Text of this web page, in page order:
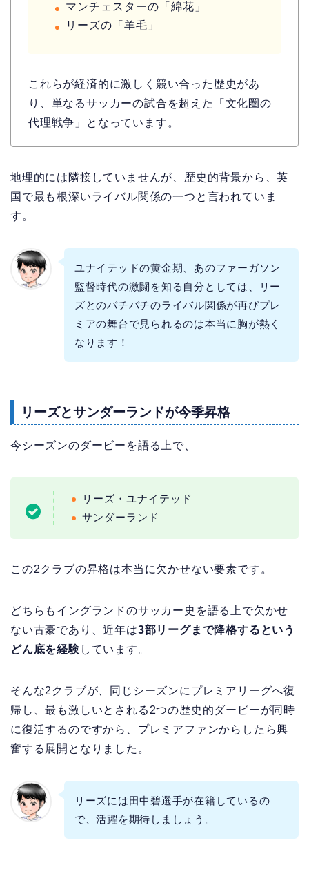
マンチェスターの「綿花」
リーズの「羊毛」
これらが経済的に激しく競い合った歴史があ
り、単なるサッカーの試合を超えた「文化圏の
代理戦争」となっています。
地理的には隣接していませんが、歴史的背景から、英
国で最も根深いライバル関係の一つと言われていま
す。
ユナイテッドの黄金期、あのファーガソン
監督時代の激闘を知る自分としては、リー
ズとのバチバチのライバル関係が再びプレ
ミアの舞台で見られるのは本当に胸が熱く
なります！
リーズとサンダーランドが今季昇格
今シーズンのダービーを語る上で、
リーズ・ユナイテッド
サンダーランド
この2クラブの昇格は本当に欠かせない要素です。
どちらもイングランドのサッカー史を語る上で欠かせ
ない古豪であり、近年は3部リーグまで降格するという
どん底を経験 しています。
そんな2クラブが、同じシーズンにプレミアリーグへ復
帰し、最も激しいとされる2つの歴史的ダービーが同時
に復活するのですから、プレミアファンからしたら興
奮する展開となりました。
リーズには田中碧選手が在籍しているの
で、活躍を期待しましょう。